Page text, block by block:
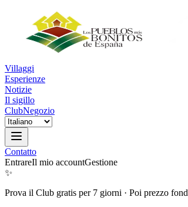
Villaggi
Esperienze
Notizie
Il sigillo
ClubNegozio
Contatto
EntrareIl mio accountGestione
✨
Prova il Club gratis per 7 giorni · Poi prezzo